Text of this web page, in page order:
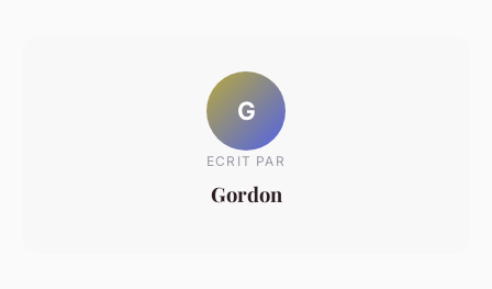
G
ECRIT PAR
Gordon